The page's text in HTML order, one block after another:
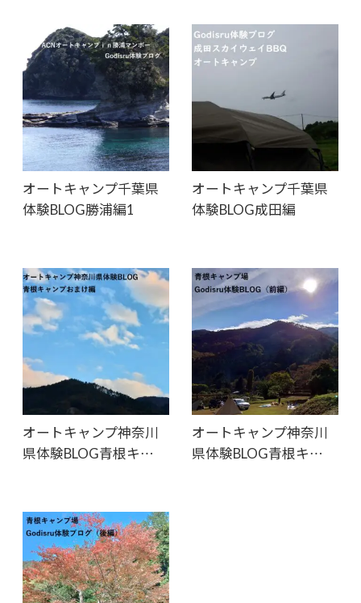
オートキャンプ千葉県
体験BLOG勝浦編1
オートキャンプ千葉県
体験BLOG成田編
オートキャンプ神奈川
県体験BLOG青根キ…
オートキャンプ神奈川
県体験BLOG青根キ…